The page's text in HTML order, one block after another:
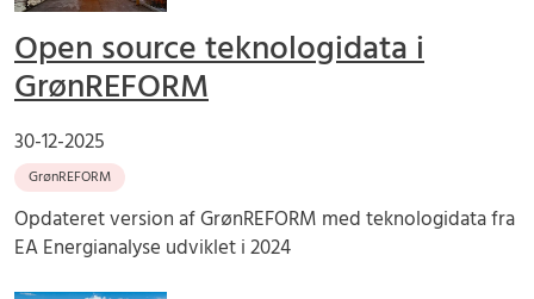
Open source teknologidata i
GrønREFORM
30-12-2025
GrønREFORM
Opdateret version af GrønREFORM med teknologidata fra
EA Energianalyse udviklet i 2024